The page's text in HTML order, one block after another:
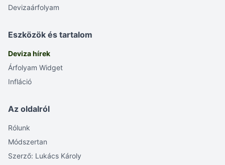
Devizaárfolyam
Eszközök és tartalom
Deviza hírek
Árfolyam Widget
Infláció
Az oldalról
Rólunk
Módszertan
Szerző: Lukács Károly